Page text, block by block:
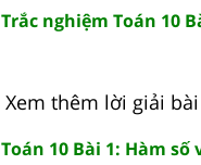
Trắc nghiệm Toán 10
Xem thêm lời giải
Toán 10 Bài 1: Hàm số